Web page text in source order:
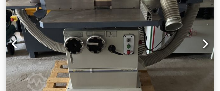
tipo -Motor de tambor: Perske, tipo DKAL 2117/2, 3,7 kW,
2840 rpm -Rodillo: Ø 183 x 370 mm -Rodillos de apoyo: Ø
117 x 325 mm -Componentes individuales: véase las fotos -
Dimensiones de transporte: 1110/560/A300 mm -Peso: 195
kg